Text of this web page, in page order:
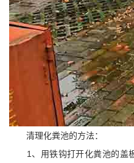
清理化粪池的方法：
1、用铁钩打开化粪池的盖